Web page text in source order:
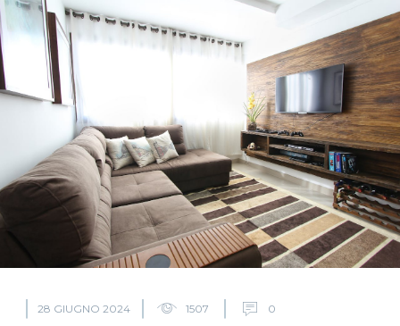
28 GIUGNO 2024 1507 0